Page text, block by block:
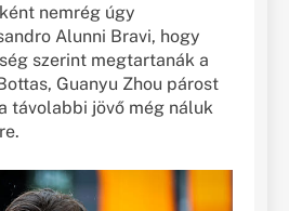
nemrég úgy
Alunni Bravi, hogy
szerint megtartanák a
Guanyu Zhou párost
távolabbi jövő még náluk